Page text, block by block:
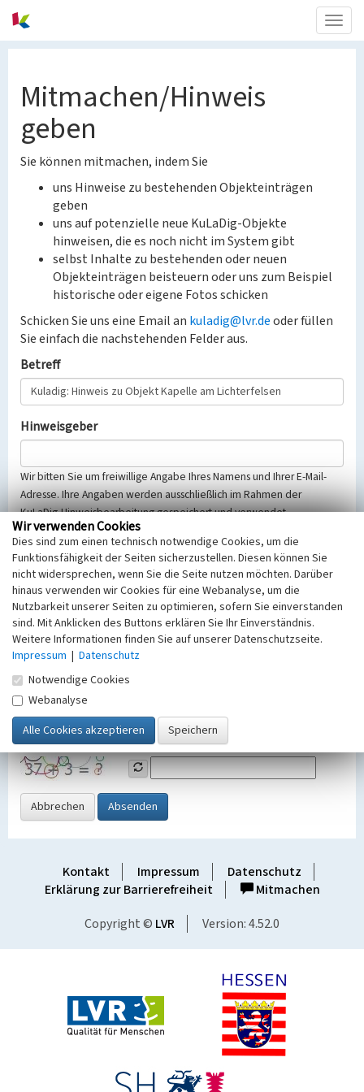
Mitmachen/Hinweis
geben
Sie können mitmachen, indem Sie
uns Hinweise zu bestehenden Objekteinträgen
geben
uns auf potenzielle neue KuLaDig-Objekte
hinweisen, die es noch nicht im System gibt
selbst Inhalte zu bestehenden oder neuen
Objekteinträgen beisteuern oder uns zum Beispiel
historische oder eigene Fotos schicken
Schicken Sie uns eine Email an kuladig@lvr.deoder füllen
Sie einfach die nachstehenden Felder aus.
Betreff
Hinweisgeber
Wir bitten Sie um freiwillige Angabe Ihres Namens und Ihrer E-Mail-
Adresse. Ihre Angaben werden ausschließlich im Rahmen der
KuLaDig-Hinweisbearbeitung gespeichert und verwendet.
Selbstverständlich werden diese entsprechend der Vorschriften des
Telemediengesetzes, des Datenschutzgesetzes NRW und der seit
dem 25.05.2018 gültigen Europäischen Datenschutzgrundverordnung
(EU-DSGVO) vertraulich behandelt, beachten Sie bitte unsere
Hinweise zumDatenschutz
Nachricht
SicherheitsabfrageTragen Sie unten das Rechenergebnis aus der
Grafik ein
Abbrechen Absenden
Kontakt Impressum
Datenschutz
Erklärung zur Barrierefreiheit
Mitmachen
Copyright © LVR Version: 4.52.0
Wir verwenden Cookies
Dies sind zum einen technisch notwendige Cookies, um die
Funktionsfähigkeit der Seiten sicherzustellen. Diesen können Sie
nicht widersprechen, wenn Sie die Seite nutzen möchten. Darüber
hinaus verwenden wir Cookies für eine Webanalyse, um die
Nutzbarkeit unserer Seiten zu optimieren, sofern Sie einverstanden
sind. Mit Anklicken des Buttons erklären Sie Ihr Einverständnis.
Weitere Informationen finden Sie auf unserer Datenschutzseite.
Impressum | Datenschutz
Notwendige Cookies
Webanalyse